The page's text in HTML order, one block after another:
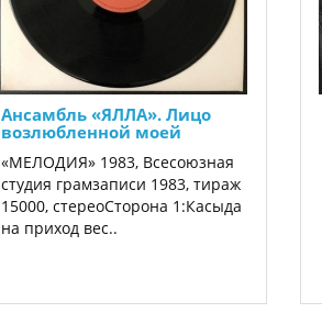
Ансамбль «ЯЛЛА». Лицо
возлюбленной моей
«МЕЛОДИЯ» 1983, Всесоюзная
студия грамзаписи 1983, тираж
15000, стереоСторона 1:Касыда
на приход вес..